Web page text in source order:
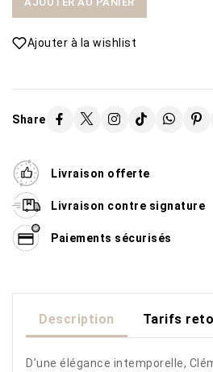
Ajouter à la wishlist
Share
Livraison offerte
Livraison contre signature
Paiements sécurisés
Description Tarifs
D’une élégance intemporelle,